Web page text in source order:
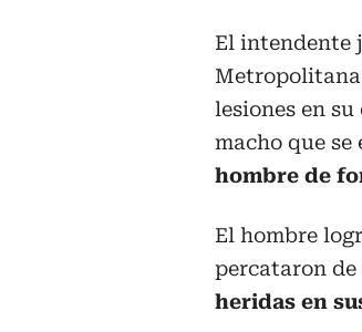
El intendente
lesiones en
macho que
hombre de
El hombre
percataron
heridas en